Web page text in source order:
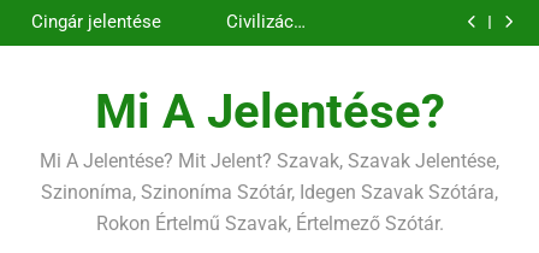
Ugrás
a
jelentése
jelentése
Cingár jelentése
Civilizáció
jelentése
Contemporary
Mi A Jelentése?
Mi A Jelentése? Mit Jelent? Szavak, Szavak Jelentése,
Szinoníma, Szinoníma Szótár, Idegen Szavak Szótára,
Rokon Értelmű Szavak, Értelmező Szótár.